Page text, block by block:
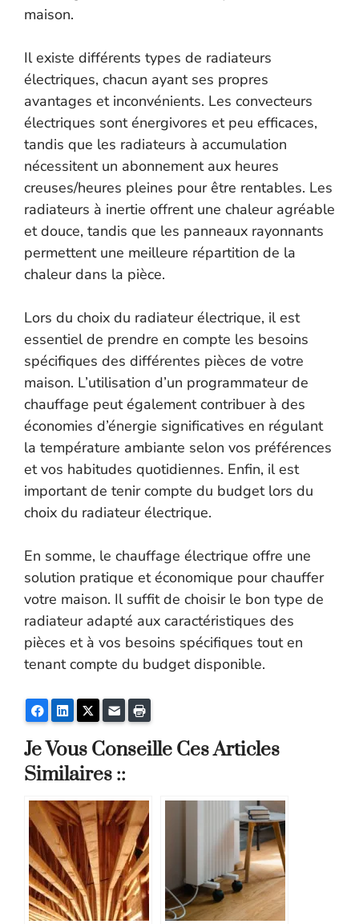
maison.
Il existe différents types de radiateurs
électriques, chacun ayant ses propres
avantages et inconvénients. Les convecteurs
électriques sont énergivores et peu efficaces,
tandis que les radiateurs à accumulation
nécessitent un abonnement aux heures
creuses/heures pleines pour être rentables. Les
radiateurs à inertie offrent une chaleur agréable
et douce, tandis que les panneaux rayonnants
permettent une meilleure répartition de la
chaleur dans la pièce.
Lors du choix du radiateur électrique, il est
essentiel de prendre en compte les besoins
spécifiques des différentes pièces de votre
maison. L’utilisation d’un programmateur de
chauffage peut également contribuer à des
économies d’énergie significatives en régulant
la température ambiante selon vos préférences
et vos habitudes quotidiennes. Enfin, il est
important de tenir compte du budget lors du
choix du radiateur électrique.
En somme, le chauffage électrique offre une
solution pratique et économique pour chauffer
votre maison. Il suffit de choisir le bon type de
radiateur adapté aux caractéristiques des
pièces et à vos besoins spécifiques tout en
tenant compte du budget disponible.
FacebookLinkedInTwitterE-mail
Je Vous Conseille Ces Articles
Similaires ::